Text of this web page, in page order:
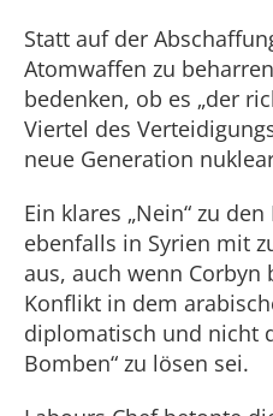
Statt auf der
Atomwaffen zu
bedenken, ob es „der
Viertel des
neue Generation
Ein klares „Nein“ zu
ebenfalls in Syrien mit
aus, auch wenn Corbyn
Konflikt in dem
diplomatisch und nicht
Bomben“ zu lösen sei.